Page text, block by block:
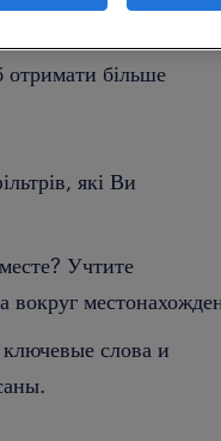
отримати більше
які Ви
Учтите
вокруг
слова и